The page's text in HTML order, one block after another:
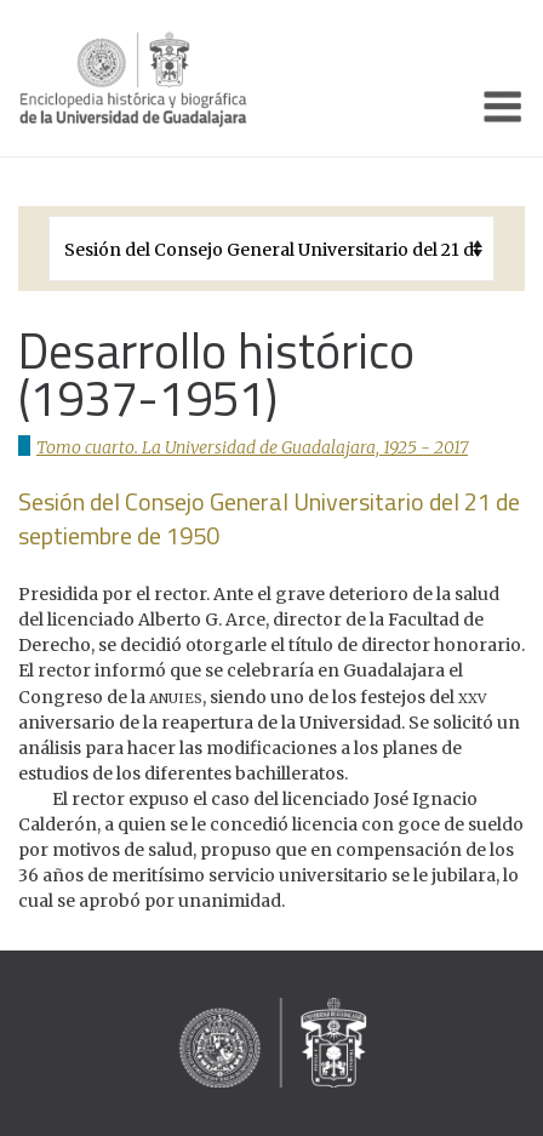
Períodos Históricos
Galería
Documentos institucionales
Desarrollo histórico
(1937-1951)
Tomo cuarto. La Universidad de Guadalajara, 1925 - 2017
Sesión del Consejo General Universitario del 21 de
septiembre de 1950
Presidida por el rector. Ante el grave deterioro de la salud
del licenciado Alberto G. Arce, director de la Facultad de
Derecho, se decidió otorgarle el título de director honorario.
El rector informó que se celebraría en Guadalajara el
Congreso de laanuies, siendo uno de los festejos delxxv
aniversario de la reapertura de la Universidad. Se solicitó un
análisis para hacer las modificaciones a los planes de
estudios de los diferentes bachilleratos.
El rector expuso el caso del licenciado José Ignacio
Calderón, a quien se le concedió licencia con goce de sueldo
por motivos de salud, propuso que en compensación de los
36 años de meritísimo servicio universitario se le jubilara, lo
cual se aprobó por unanimidad.